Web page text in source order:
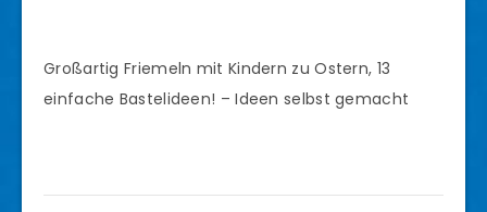
Großartig Friemeln mit Kindern zu Ostern, 13
einfache Bastelideen! – Ideen selbst gemacht